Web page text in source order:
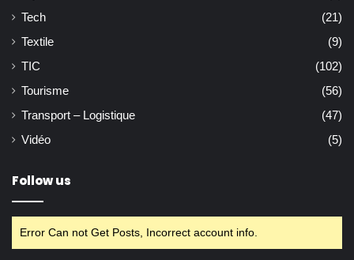
Tech
(21)
Textile
(9)
TIC
(102)
Tourisme
(56)
Transport – Logistique
(47)
Vidéo
(5)
Follow us
Error Can not Get Posts, Incorrect account info.